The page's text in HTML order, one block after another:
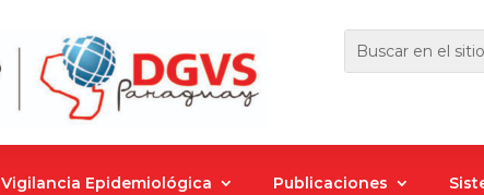
Vigilancia Epidemiológica Publicaciones